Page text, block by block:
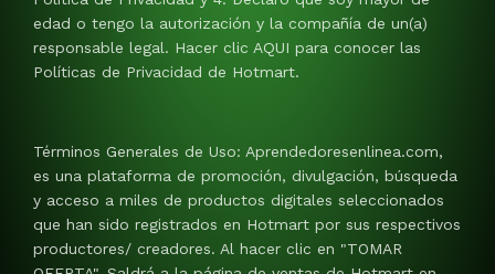
edad o tengo la autorización y la compañía de un(a)
responsable legal. Hacer clic AQUI para conocer las
Políticas de Privacidad de Hotmart.
Términos Generales de Uso: Aprendedoresenlinea.com,
es una plataforma de promoción, divulgación, búsqueda
y acceso a miles de productos digitales seleccionados
que han sido registrados en Hotmart por sus respectivos
productores/ creadores. Al hacer clic en "TOMAR